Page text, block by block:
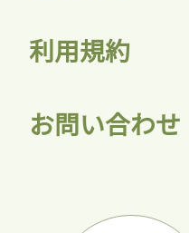
利用規約
お問い合わせ